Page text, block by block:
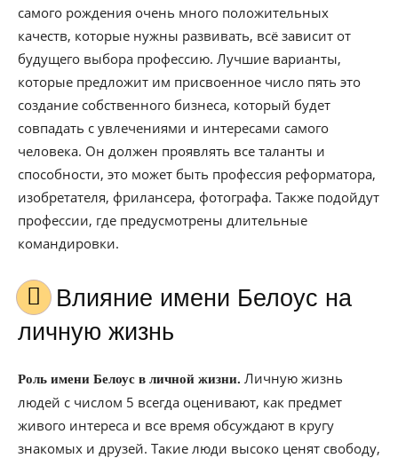
самого рождения очень много положительных
качеств, которые нужны развивать, всё зависит от
будущего выбора профессию. Лучшие варианты,
которые предложит им присвоенное число пять это
создание собственного бизнеса, который будет
совпадать с увлечениями и интересами самого
человека. Он должен проявлять все таланты и
способности, это может быть профессия реформатора,
изобретателя, фрилансера, фотографа. Также подойдут
профессии, где предусмотрены длительные
командировки.
Влияние имени Белоус на
личную жизнь
Роль имени Белоус в личной жизни. Личную жизнь
людей с числом 5 всегда оценивают, как предмет
живого интереса и все время обсуждают в кругу
знакомых и друзей. Такие люди высоко ценят свободу,